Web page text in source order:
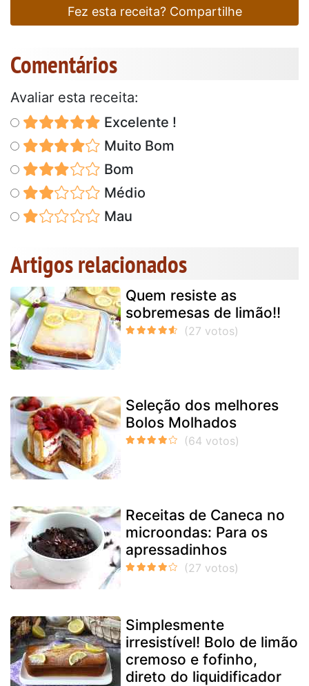
Fez esta receita? Compartilhe
Comentários
Avaliar esta receita:
Excelente !
Muito Bom
Bom
Médio
Mau
Artigos relacionados
Quem resiste as
sobremesas de limão!!
Seleção dos melhores
Bolos Molhados
Receitas de Caneca no
microondas: Para os
apressadinhos
Simplesmente
irresistível! Bolo de limão
cremoso e fofinho,
direto do liquidificador